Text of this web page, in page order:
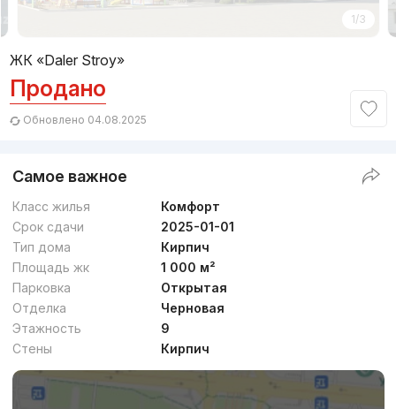
1/3
ЖК «Daler Stroy»
Продано
Обновлено 04.08.2025
Самое важное
Класс жилья
Комфорт
Срок сдачи
2025-01-01
Тип дома
Кирпич
Площадь жк
1 000 м²
Парковка
Открытая
Отделка
Черновая
Этажность
9
Стены
Кирпич